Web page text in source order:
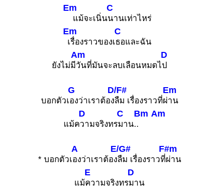
Em
แม้จะเนิ่น
C
นานเท่าไหร่
Em
เรื่องราวของเ
C
ธอและฉัน
ยังไม่มี
Am
วันที่มันจะลบเลือนหมดไ
D
ป
บอกตัวเ
G
องว่าเราต้อง
D/F#
ลืม เรื่องราวที่ผ่
Em
าน
แม้ค
D
วามจริงทร
C
มาน..
Bm Am
* บอกตัวเ
A
องว่าเราต้อง
E/G#
ลืม เรื่องราวที่
F#m
ผ่าน
แม้
E
ความจริงทร
D
มาน